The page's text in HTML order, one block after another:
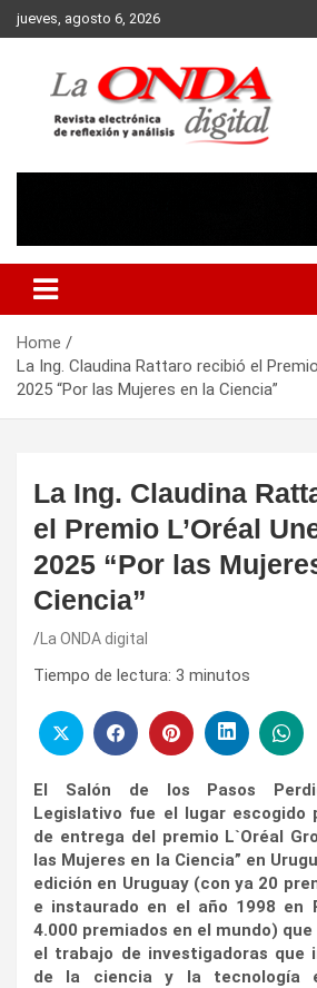
Skip
to
jueves, agosto 6, 2026
Home
La Ing. Claudina Rattaro recibió el
2025 “Por las Mujeres en la Ciencia”
La Ing. Claudina
el Premio L’Oréal
2025 “Por las
Ciencia”
La ONDA digital
Tiempo de lectura: 3 minutos
El Salón de los Pasos
Legislativo fue el lugar escogido
de entrega del premio L`Oréal
las Mujeres en la Ciencia” en
edición en Uruguay (con ya 20
e instaurado en el año 1998 en
4.000 premiados en el mundo)
el trabajo de investigadoras que
de la ciencia y la tecnología